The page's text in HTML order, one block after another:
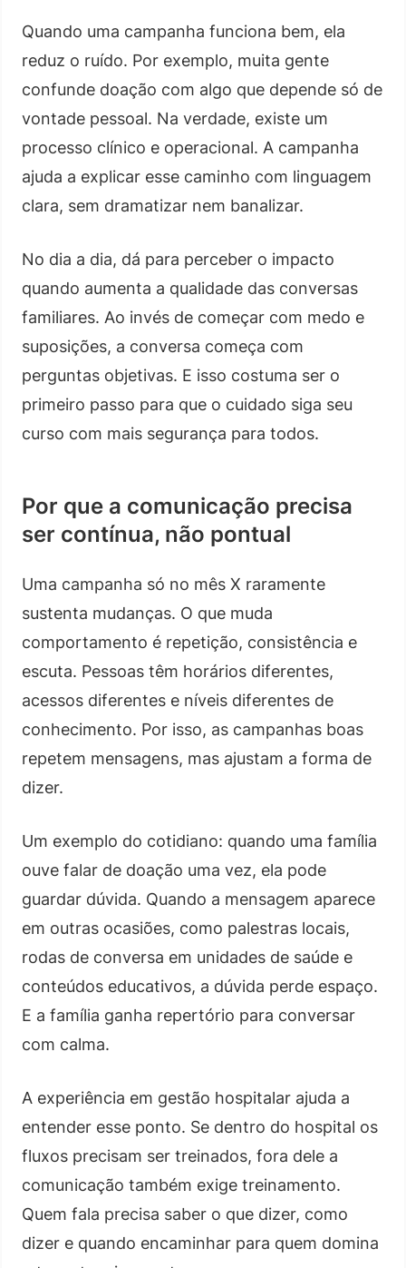
Quando uma campanha funciona bem, ela
reduz o ruído. Por exemplo, muita gente
confunde doação com algo que depende só de
vontade pessoal. Na verdade, existe um
processo clínico e operacional. A campanha
ajuda a explicar esse caminho com linguagem
clara, sem dramatizar nem banalizar.
No dia a dia, dá para perceber o impacto
quando aumenta a qualidade das conversas
familiares. Ao invés de começar com medo e
suposições, a conversa começa com
perguntas objetivas. E isso costuma ser o
primeiro passo para que o cuidado siga seu
curso com mais segurança para todos.
Por que a comunicação precisa
ser contínua, não pontual
Uma campanha só no mês X raramente
sustenta mudanças. O que muda
comportamento é repetição, consistência e
escuta. Pessoas têm horários diferentes,
acessos diferentes e níveis diferentes de
conhecimento. Por isso, as campanhas boas
repetem mensagens, mas ajustam a forma de
dizer.
Um exemplo do cotidiano: quando uma família
ouve falar de doação uma vez, ela pode
guardar dúvida. Quando a mensagem aparece
em outras ocasiões, como palestras locais,
rodas de conversa em unidades de saúde e
conteúdos educativos, a dúvida perde espaço.
E a família ganha repertório para conversar
com calma.
A experiência em gestão hospitalar ajuda a
entender esse ponto. Se dentro do hospital os
fluxos precisam ser treinados, fora dele a
comunicação também exige treinamento.
Quem fala precisa saber o que dizer, como
dizer e quando encaminhar para quem domina